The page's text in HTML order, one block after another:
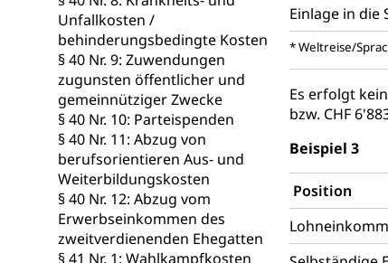
Unfallkosten /
behinderungsbedingte Kosten
§ 40 Nr. 9: Zuwendungen
zugunsten öffentlicher und
gemeinnütziger Zwecke
§ 40 Nr. 10: Parteispenden
§ 40 Nr. 11: Abzug von
berufsorientieren Aus- und
Weiterbildungskosten
§ 40 Nr. 12: Abzug vom
Erwerbseinkommen des
zweitverdienenden Ehegatten
§ 41 Nr. 1: Wahlkampfkosten
Einlage in die
* Weltreise/
Es erfolgt
bzw. CHF
Beispiel 3
Position